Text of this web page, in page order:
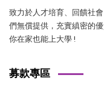
致力於人才培育、回饋社
們無償提供，充實縝密的
你在家也能上大學 !
募款專區